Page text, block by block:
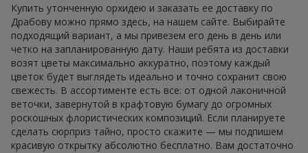
Купить утонченную орхидею и заказать ее доставку по
Драбову можно прямо здесь, на нашем сайте. Выбирайте
подходящий вариант, а мы привезем его день в день или
четко на запланированную дату. Наши ребята из доставки
возят цветы максимально аккуратно, поэтому каждый
цветок будет выглядеть идеально и точно сохранит свою
свежесть. В ассортименте есть все: от одной лаконичной
веточки, завернутой в крафтовую бумагу до огромных
роскошных флористических композиций. Если планируете
сделать сюрприз тайно, просто скажите — мы подпишем
красивую открытку абсолютно бесплатно. Вам достаточно